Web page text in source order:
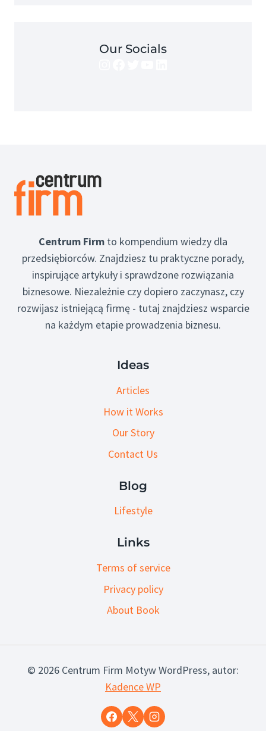
Our Socials
Centrum Firm to kompendium wiedzy dla
przedsiębiorców. Znajdziesz tu praktyczne porady,
inspirujące artykuły i sprawdzone rozwiązania
biznesowe. Niezależnie czy dopiero zaczynasz, czy
rozwijasz istniejącą firmę - tutaj znajdziesz wsparcie
na każdym etapie prowadzenia biznesu.
Ideas
Articles
How it Works
Our Story
Contact Us
Blog
Lifestyle
Links
Terms of service
Privacy policy
About Book
© 2026 Centrum Firm Motyw WordPress, autor:
Kadence WP